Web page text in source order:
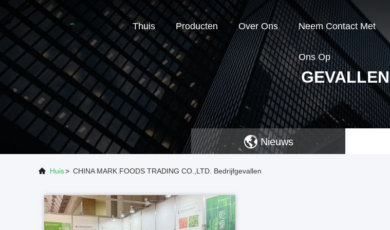
Thuis Producten Over Ons Neem Contact Met
Ons Op
GEVALLEN
Nieuws
Huis> CHINA MARK FOODS TRADING CO.,LTD. Bedrijfgevallen